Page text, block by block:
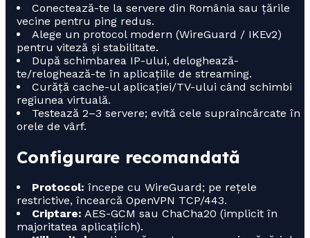
Conectează-te la servere din România sau țările
vecine pentru ping redus.
Alege un protocol modern (WireGuard / IKEv2)
pentru viteză și stabilitate.
După schimbarea IP-ului, deloghează-
te/reloghează-te în aplicațiile de streaming.
Curăță cache-ul aplicației/TV-ului când schimbi
regiunea virtuală.
Testează 2–3 servere; evită cele supraîncărcate în
orele de vârf.
Configurare recomandată
Protocol: începe cu WireGuard; pe rețele
restrictive, încearcă OpenVPN TCP/443.
Criptare: AES-GCM sau ChaCha20 (implicit în
majoritatea aplicațiích).